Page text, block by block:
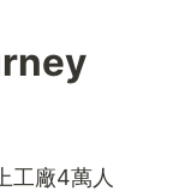
工廠4萬人